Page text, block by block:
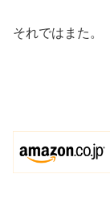
それではまた。